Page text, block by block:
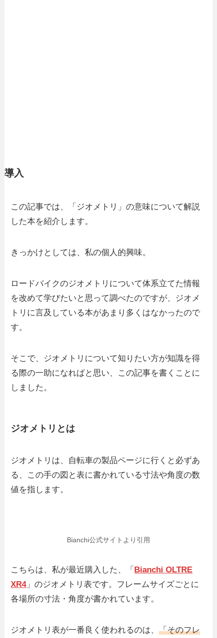
導入
この記事では、「ジオメトリ」の意味について解説
した本を紹介します。
きっかけとしては、私の個人的興味。
ロードバイクのジオメトリについて体系立てた情報
を改めて学びたいと思って調べたのですが、ジオメ
トリに言及している本があまり多くはなかったので
す。
そこで、ジオメトリについて知りたい方が知識を得
る際の一助になればと思い、この記事を書くことに
しました。
ジオメトリとは
ジオメトリは、自転車の製品ページに行くと必ずあ
る、この手の図と表に書かれている寸法や角度の数
値を指します。
Bianchi公式サイトより引用
こちらは、私が最近購入した、「 Bianchi OLTRE
XR4」のジオメトリ表です。フレームサイズごとに
各場所の寸法・角度が書かれています。
ジオメトリ表が一番良く使われるのは、「そのフレ